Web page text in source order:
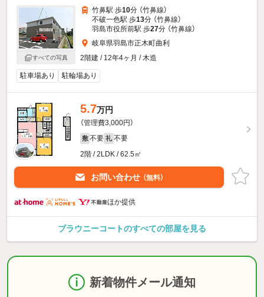
すべての写真
竹鼻駅 歩10分 （竹鼻線）
不破一色駅 歩13分 （竹鼻線）
羽島市役所前駅 歩27分 （竹鼻線）
岐阜県羽島市正木町曲利
2階建 / 12年4ヶ月 / 木造
駐車場あり 駐輪場あり
5.7万円
（管理費3,000円）
敷 不要 礼 不要
2階 / 2LDK / 62.5㎡
お問い合わせ （無料）
ほか提供
ブラウニーコートのすべての部屋を見る
新着物件メール通知